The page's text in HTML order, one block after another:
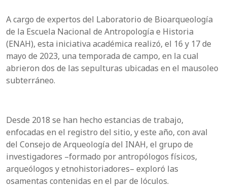
A cargo de expertos del Laboratorio de Bioarqueología
de la Escuela Nacional de Antropología e Historia
(ENAH), esta iniciativa académica realizó, el 16 y 17 de
mayo de 2023, una temporada de campo, en la cual
abrieron dos de las sepulturas ubicadas en el mausoleo
subterráneo.
Desde 2018 se han hecho estancias de trabajo,
enfocadas en el registro del sitio, y este año, con aval
del Consejo de Arqueología del INAH, el grupo de
investigadores –formado por antropólogos físicos,
arqueólogos y etnohistoriadores– exploró las
osamentas contenidas en el par de lóculos.